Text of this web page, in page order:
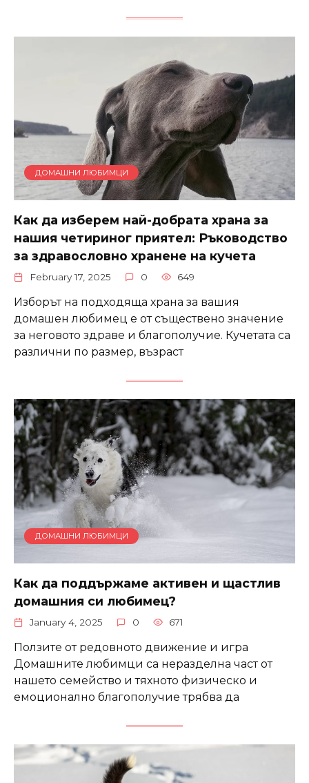
ДОМАШНИ ЛЮБИМЦИ
Как да изберем най-добрата храна за
нашия четириног приятел: Ръководство
за здравословно хранене на кучета
February 17, 2025 0 649
Изборът на подходяща храна за вашия
домашен любимец е от съществено значение
за неговото здраве и благополучие. Кучетата са
различни по размер, възраст
ДОМАШНИ ЛЮБИМЦИ
Как да поддържаме активен и щастлив
домашния си любимец?
January 4, 2025 0 671
Ползите от редовното движение и игра
Домашните любимци са неразделна част от
нашето семейство и тяхното физическо и
емоционално благополучие трябва да